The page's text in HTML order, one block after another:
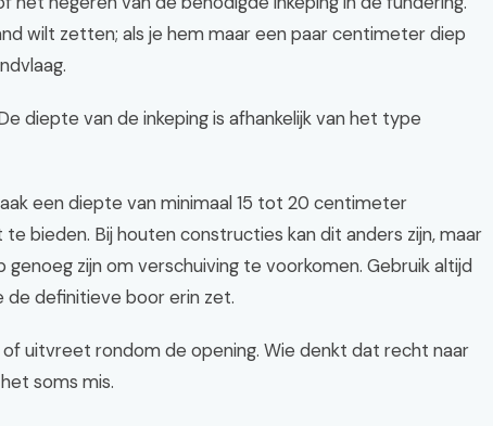
wilt zetten; als je hem maar een paar centimeter diep
diepte van de inkeping is afhankelijk van het type
een diepte van minimaal 15 tot 20 centimeter
bieden. Bij houten constructies kan dit anders zijn, maar
zijn om verschuiving te voorkomen. Gebruik altijd
de definitieve boor erin zet.
uitvreet rondom de opening. Wie denkt dat recht naar
soms mis.